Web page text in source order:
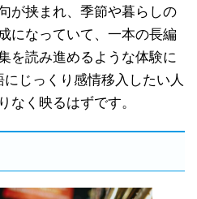
が挟まれ、季節や暮らしの
になっていて、一本の長編
を読み進めるような体験に
じっくり感情移入したい人
なく映るはずです。